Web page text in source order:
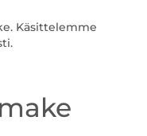
Käsittelemme